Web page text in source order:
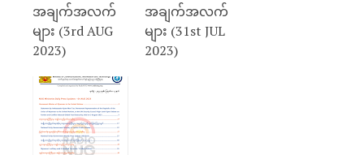
အချက်အလက်
များ (3rd AUG
2023)
အချက်အလက်
များ (31st JUL
2023)